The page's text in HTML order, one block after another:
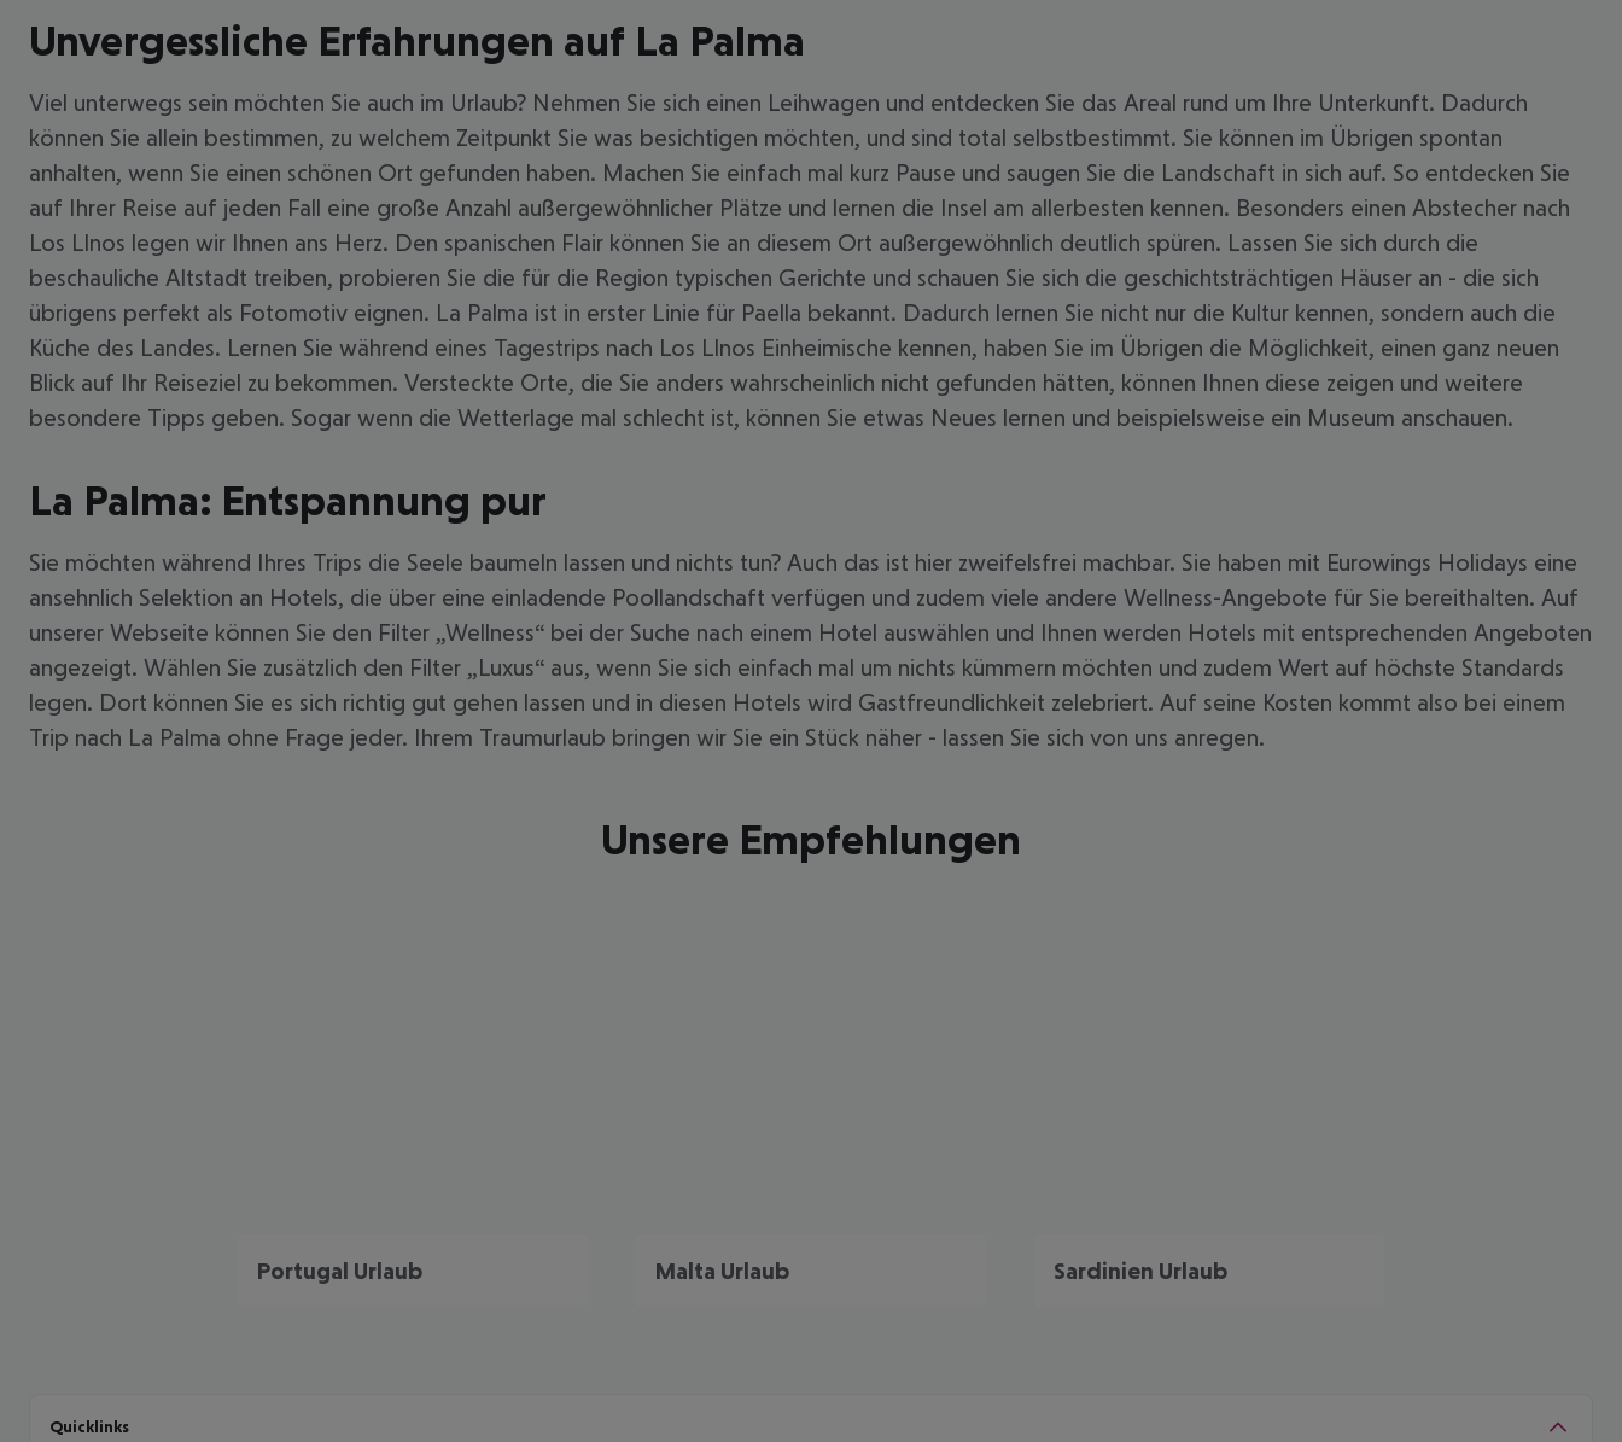
Unvergessliche Erfahrungen auf La Palma
Viel unterwegs sein möchten Sie auch im Urlaub? Nehmen Sie sich einen Leihwagen und entdecken Sie das Areal rund um Ihre Unterkunft. Dadurch
können Sie allein bestimmen, zu welchem Zeitpunkt Sie was besichtigen möchten, und sind total selbstbestimmt. Sie können im Übrigen spontan
anhalten, wenn Sie einen schönen Ort gefunden haben. Machen Sie einfach mal kurz Pause und saugen Sie die Landschaft in sich auf. So entdecken Sie
auf Ihrer Reise auf jeden Fall eine große Anzahl außergewöhnlicher Plätze und lernen die Insel am allerbesten kennen. Besonders einen Abstecher nach
Los Llnos legen wir Ihnen ans Herz. Den spanischen Flair können Sie an diesem Ort außergewöhnlich deutlich spüren. Lassen Sie sich durch die
beschauliche Altstadt treiben, probieren Sie die für die Region typischen Gerichte und schauen Sie sich die geschichtsträchtigen Häuser an - die sich
übrigens perfekt als Fotomotiv eignen. La Palma ist in erster Linie für Paella bekannt. Dadurch lernen Sie nicht nur die Kultur kennen, sondern auch die
Küche des Landes. Lernen Sie während eines Tagestrips nach Los Llnos Einheimische kennen, haben Sie im Übrigen die Möglichkeit, einen ganz neuen
Blick auf Ihr Reiseziel zu bekommen. Versteckte Orte, die Sie anders wahrscheinlich nicht gefunden hätten, können Ihnen diese zeigen und weitere
besondere Tipps geben. Sogar wenn die Wetterlage mal schlecht ist, können Sie etwas Neues lernen und beispielsweise ein Museum anschauen.
La Palma: Entspannung pur
Sie möchten während Ihres Trips die Seele baumeln lassen und nichts tun? Auch das ist hier zweifelsfrei machbar. Sie haben mit Eurowings Holidays eine
ansehnlich Selektion an Hotels, die über eine einladende Poollandschaft verfügen und zudem viele andere Wellness-Angebote für Sie bereithalten. Auf
unserer Webseite können Sie den Filter „Wellness“ bei der Suche nach einem Hotel auswählen und Ihnen werden Hotels mit entsprechenden Angeboten
angezeigt. Wählen Sie zusätzlich den Filter „Luxus“ aus, wenn Sie sich einfach mal um nichts kümmern möchten und zudem Wert auf höchste Standards
legen. Dort können Sie es sich richtig gut gehen lassen und in diesen Hotels wird Gastfreundlichkeit zelebriert. Auf seine Kosten kommt also bei einem
Trip nach La Palma ohne Frage jeder. Ihrem Traumurlaub bringen wir Sie ein Stück näher - lassen Sie sich von uns anregen.
Unsere Empfehlungen
Portugal Urlaub Malta Urlaub Sardinien Urlaub
Quicklinks